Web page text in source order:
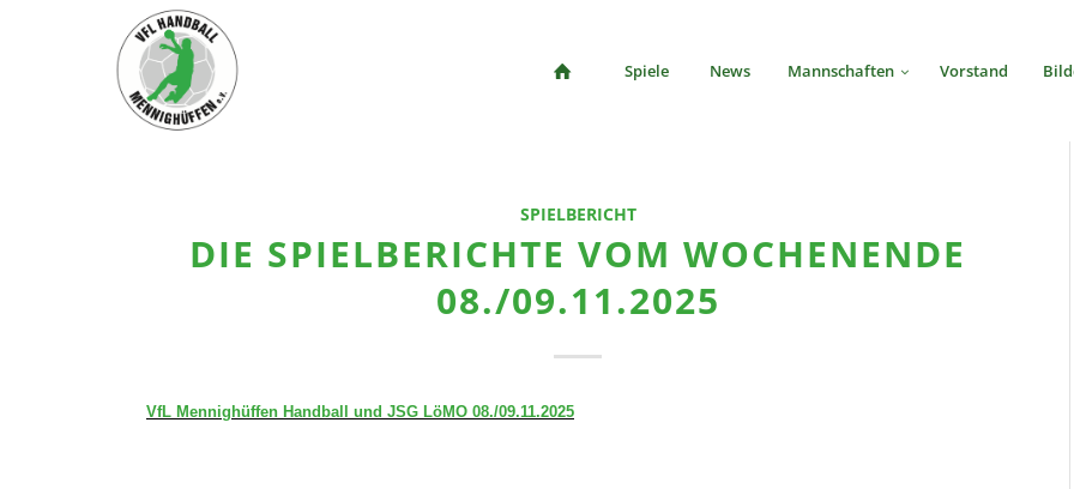
Spiele News Mannschaften Vorstand
SPIELBERICHT
DIE SPIELBERICHTE VOM WOCHENENDE
08./09.11.2025
VfL Mennighüffen Handball und JSG LöMO 08./09.11.2025